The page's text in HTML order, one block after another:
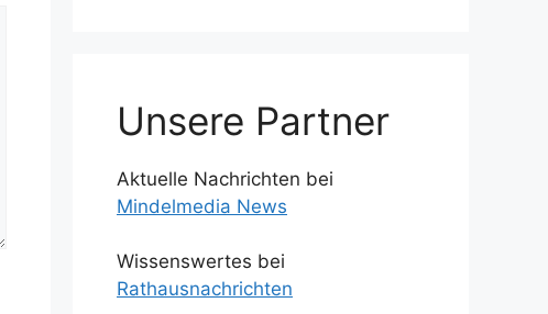
Unsere Partner
Aktuelle Nachrichten bei
Mindelmedia News
Wissenswertes bei
Rathausnachrichten